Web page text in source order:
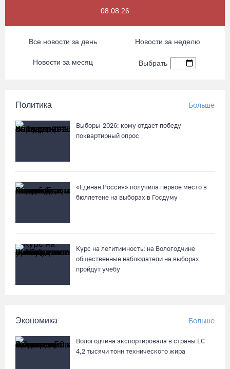
08.08.26
Все новости за день Новости за неделю
Новости за месяц Выбрать
Политика Больше
Выборы-2026: кому отдает победу
поквартирный опрос
«Единая Россия» получила первое место в
бюллетене на выборах в Госдуму
Курс на легитимность: на Вологодчине
общественные наблюдатели на выборах
пройдут учебу
Экономика Больше
Вологодчина экспортировала в страны ЕС
4,2 тысячи тонн технического жира